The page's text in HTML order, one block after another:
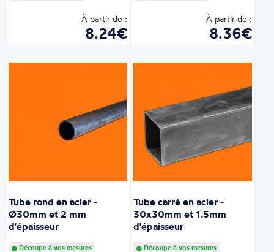
À partir de :
8.24€
À partir de :
8.36€
Tube rond en acier -
Ø30mm et 2 mm
d'épaisseur
Découpe à vos mesures
Tube carré en acier -
30x30mm et 1.5mm
d'épaisseur
Découpe à vos mesures